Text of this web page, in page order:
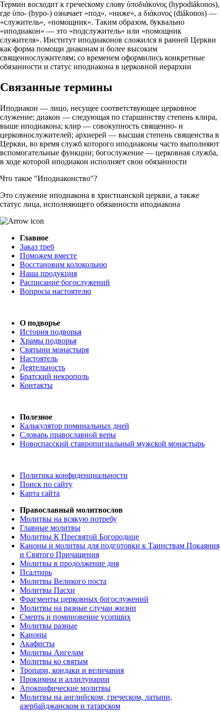
Термин восходит к греческому слову ὑποδιάκονος (hypodiákonos),
где ὑπο- (hypo-) означает «под», «ниже», а διάκονος (diákonos) —
«служитель», «помощник». Таким образом, буквально
«иподиакон» — это «подслужитель» или «помощник
служителя». Институт иподиаконов сложился в ранней Церкви
как форма помощи диаконам и более высоким
священнослужителям; со временем оформились конкретные
обязанности и статус иподиакона в церковной иерархии
Связанные термины
Иподиакон — лицо, несущее соответствующее церковное
служение; диакон — следующая по старшинству степень клира,
выше иподиакона; клир — совокупность священно- и
церковнослужителей; архиерей — высшая степень священства в
Церкви, во время служб которого иподиаконы часто выполняют
вспомогательные функции; богослужение — церковная служба,
в ходе которой иподиакон исполняет свои обязанности
Что такое "Иподиаконство"?
Это служение иподиакона в христианской церкви, а также
статус лица, исполняющего обязанности иподиакона
Главное
Заказ треб
Поможем вместе
Восстановим колокольню
Наша продукция
Расписание богослужений
Вопросы настоятелю
О подворье
История подворья
Храмы подворья
Святыни монастыря
Настоятель
Деятельность
Братский некрополь
Контакты
Полезное
Калькулятор поминальных дней
Словарь православной веры
Новоспасский ставропигиальный мужской монастырь
Политика конфиденциальности
Поиск по сайту
Карта сайта
Православный молитвослов
Молитвы на всякую потребу
Главные молитвы
Молитвы К Пресвятой Богородице
Каноны и молитвы для подготовки к Таинствам Покаяния
и Святого Причащения
Молитвы в продолжение дня
Псалтирь
Молитвы Великого поста
Молитвы Пасхи
Фрагменты церковных богослужений
Молитвы на разные случаи жизни
Смерть и поминовение усопших
Молитвы разные
Каноны
Акафисты
Молитвы Ангелам
Молитвы ко святым
Тропари, кондаки и величания
Прокимны и аллилуиарии
Апокрифические молитвы
Молитвы на английском, греческом, латыни,
азербайджанском и татарском